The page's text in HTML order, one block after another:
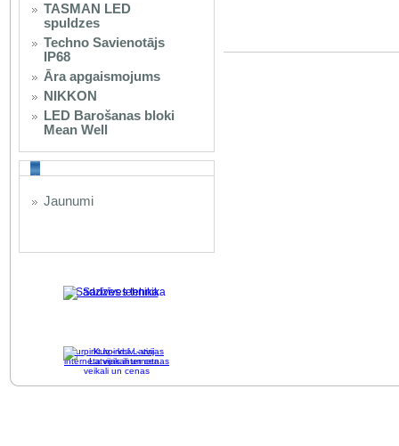
TASMAN LED
spuldzes
Techno Savienotājs
IP68
Āra apgaismojums
NIKKON
LED Barošanas bloki
Mean Well
Jaunumi
Sadzīves tehnika
Kurpirkt.lv - visi Latvijas
interneta veikali un cenas